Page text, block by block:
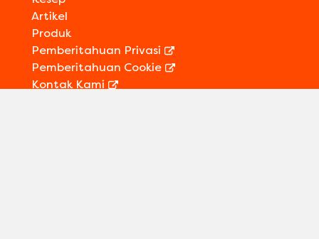
Artikel
Produk
Pemberitahuan Privasi
Pemberitahuan Cookie
Kontak Kami